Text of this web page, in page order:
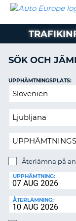
HYRBIL
HYRA
AUTO
EUROPE
HYRBIL
HYRA
HUSBIL
MIN
BOKNING
SVERIGE
SÖK OCH
Återlämna
annan
station?
UPPHÄMTNINGSPLATS:
Återlämna på
UPPHÄMTNING:
ÅTERLÄMNING: